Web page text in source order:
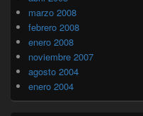
marzo 2008
febrero 2008
enero 2008
noviembre 2007
agosto 2004
enero 2004